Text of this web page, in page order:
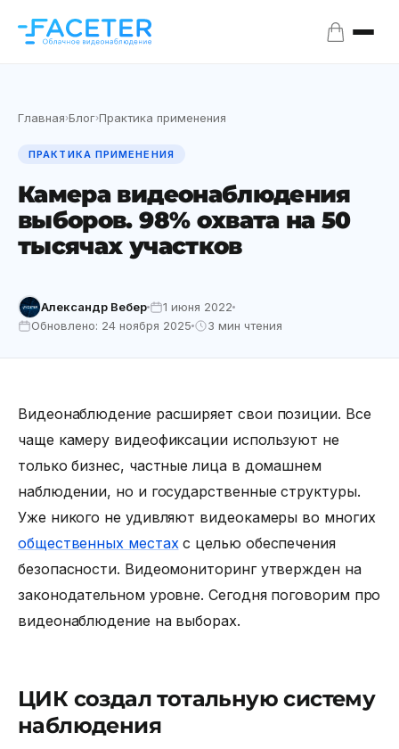
Главная›Блог›Практика применения
ПРАКТИКА ПРИМЕНЕНИЯ
Камера видеонаблюдения
выборов. 98% охвата на 50
тысячах участков
Александр Вебер
1 июня 2022
Обновлено: 24 ноября 2025
3 мин чтения
Видеонаблюдение расширяет свои позиции. Все
чаще камеру видеофиксации используют не
только бизнес, частные лица в домашнем
наблюдении, но и государственные структуры.
Уже никого не удивляют видеокамеры во многих
общественных местахс целью обеспечения
безопасности. Видеомониторинг утвержден на
законодательном уровне. Сегодня поговорим про
видеонаблюдение на выборах.
ЦИК создал тотальную систему
наблюдения